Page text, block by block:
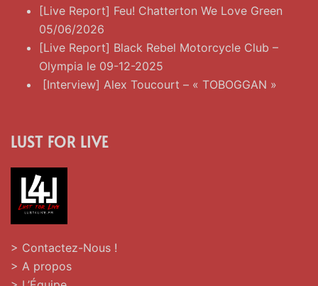
[Live Report] Feu! Chatterton We Love Green
05/06/2026
[Live Report] Black Rebel Motorcycle Club –
Olympia le 09-12-2025
[Interview] Alex Toucourt – « TOBOGGAN »
LUST FOR LIVE
> Contactez-Nous !
> A propos